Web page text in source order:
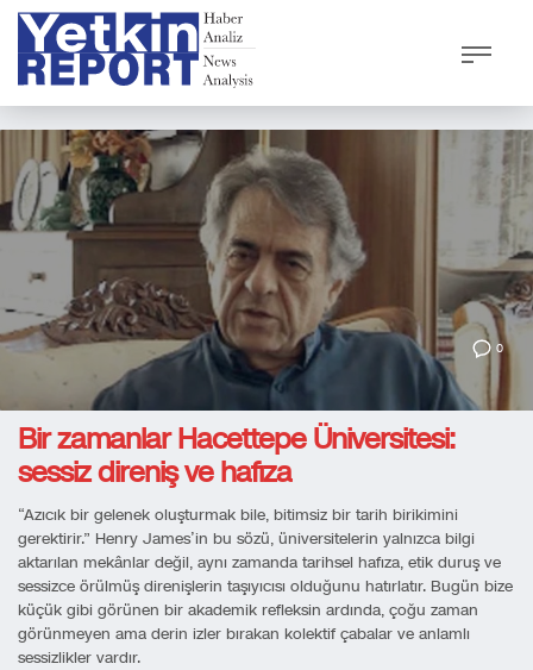
0
Bir zamanlar Hacettepe Üniversitesi:
sessiz direniş ve hafıza
“Azıcık bir gelenek oluşturmak bile, bitimsiz bir tarih birikimini
gerektirir.” Henry James’in bu sözü, üniversitelerin yalnızca bilgi
aktarılan mekânlar değil, aynı zamanda tarihsel hafıza, etik duruş ve
sessizce örülmüş direnişlerin taşıyıcısı olduğunu hatırlatır. Bugün bize
küçük gibi görünen bir akademik refleksin ardında, çoğu zaman
görünmeyen ama derin izler bırakan kolektif çabalar ve anlamlı
sessizlikler vardır.